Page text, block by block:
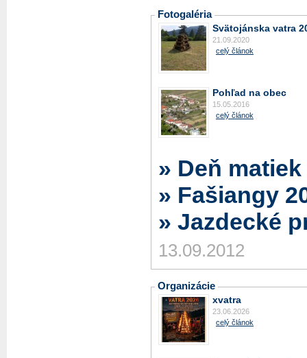
Fotogaléria
Svätojánska vatra
21.09.2020
celý článok
Pohľad na obec
15.05.2016
celý článok
» Deň matiek
» Fašiangy
» Jazdecké
13.09.2012
Organizácie
xvatra
23.06.2026
celý článok